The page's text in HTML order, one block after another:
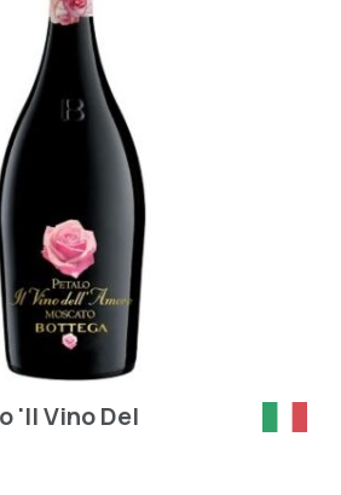
'Il Vino Del